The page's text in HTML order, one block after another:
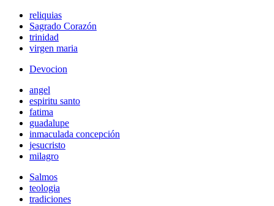
reliquias
Sagrado Corazón
trinidad
virgen maria
Devocion
angel
espiritu santo
fatima
guadalupe
inmaculada concepción
jesucristo
milagro
Salmos
teologia
tradiciones